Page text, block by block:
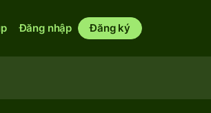
Đăng nhập Đăng ký